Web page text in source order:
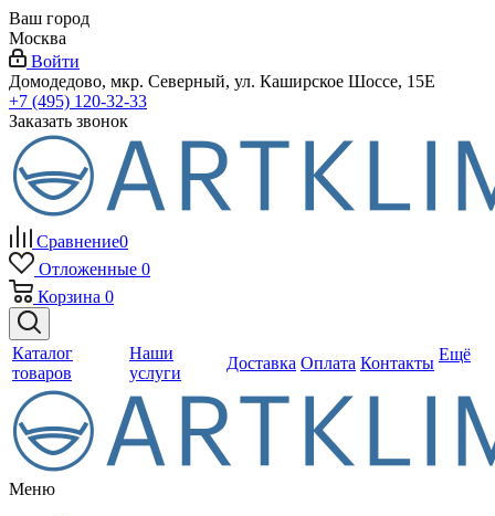
Ваш город
Москва
Войти
Домодедово, мкр. Северный, ул. Каширское Шоссе, 15Е
+7 (495) 120-32-33
Заказать звонок
Сравнение0
Отложенные 0
Корзина 0
Каталог
товаров
Наши
услуги
Доставка Оплата Контакты Ещё
Меню